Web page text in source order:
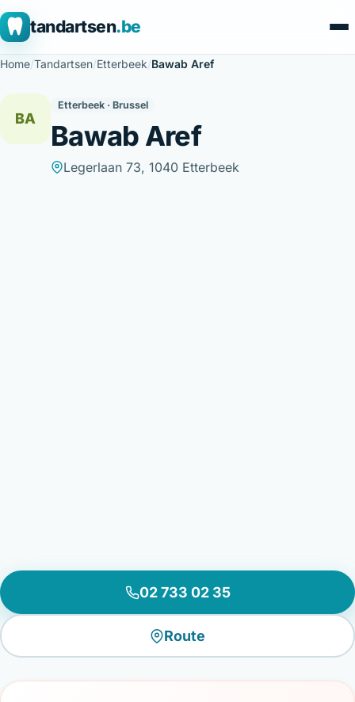
tandartsen.be
Home/Tandartsen/Etterbeek/Bawab Aref
BA
Etterbeek · Brussel
Bawab Aref
Legerlaan 73, 1040 Etterbeek
02 733 02 35
Route